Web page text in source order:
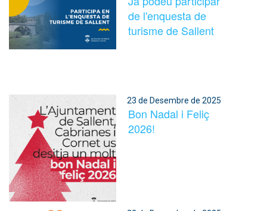
de l'enquesta de
turisme de Sallent
23 de Desembre de 2025
Bon Nadal i Feliç
2026!